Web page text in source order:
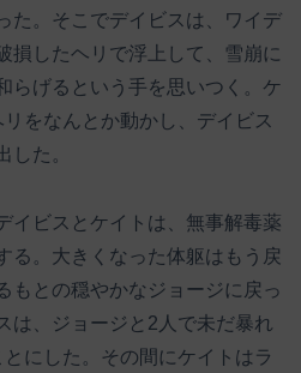
た。そこでデイビスは、ワイデ
損したヘリで浮上して、雪崩に
らげるという手を思いつく。ケ
をなんとか動かし、デイビス
した。
イビスとケイトは、無事解毒薬
る。大きくなった体躯はもう戻
もとの穏やかなジョージに戻っ
は、ジョージと2人で未だ暴れ
にした。その間にケイトはラ